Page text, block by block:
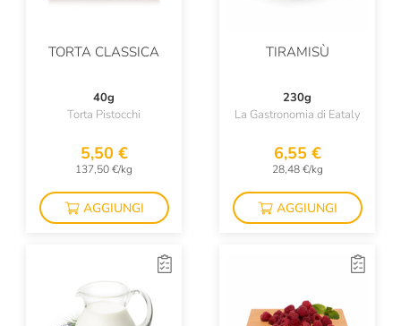
TORTA CLASSICA
40g
Torta Pistocchi
5,50 €
137,50 €/kg
AGGIUNGI
TIRAMISÙ
230g
La Gastronomia di Eataly
6,55 €
28,48 €/kg
AGGIUNGI